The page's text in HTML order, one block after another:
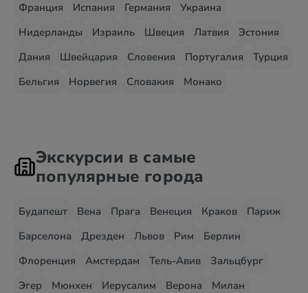
Франция
Испания Германия
Украина
Нидерланды
Израиль Швеция Латвия
Эстония
Дания
Швейцария Словения Португалия
Турция
Бельгия
Норвегия Словакия Монако
Экскурсии в самые
популярные города
Будапешт Вена Прага Венеция Краков
Париж
Барселона
Дрезден Львов Рим
Берлин
Флоренция
Амстердам Тель-Авив
Зальцбург
Эгер
Мюнхен Иерусалим Верона
Милан